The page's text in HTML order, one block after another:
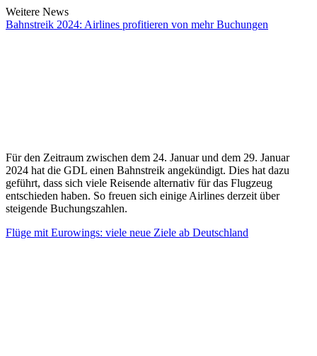
Weitere News
Bahnstreik 2024: Airlines profitieren von mehr Buchungen
Für den Zeitraum zwischen dem 24. Januar und dem 29. Januar
2024 hat die GDL einen Bahnstreik angekündigt. Dies hat dazu
geführt, dass sich viele Reisende alternativ für das Flugzeug
entschieden haben. So freuen sich einige Airlines derzeit über
steigende Buchungszahlen.
Flüge mit Eurowings: viele neue Ziele ab Deutschland